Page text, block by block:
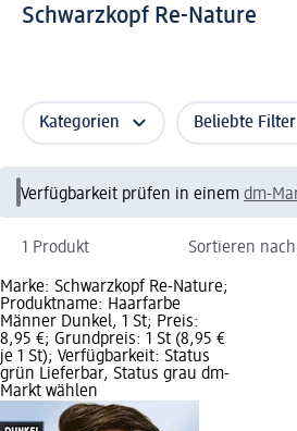
Schwarzkopf Re-Nature
Kategorien Beliebte Filter
Verfügbarkeit prüfen in einem dm-
1 Produkt Sortieren
Marke: Schwarzkopf Re-Nature;
Produktname: Haarfarbe
Männer Dunkel, 1 St; Preis:
8,95 €; Grundpreis: 1 St (8,95 €
je 1 St); Verfügbarkeit: Status
grün Lieferbar, Status grau dm-
Markt wählen